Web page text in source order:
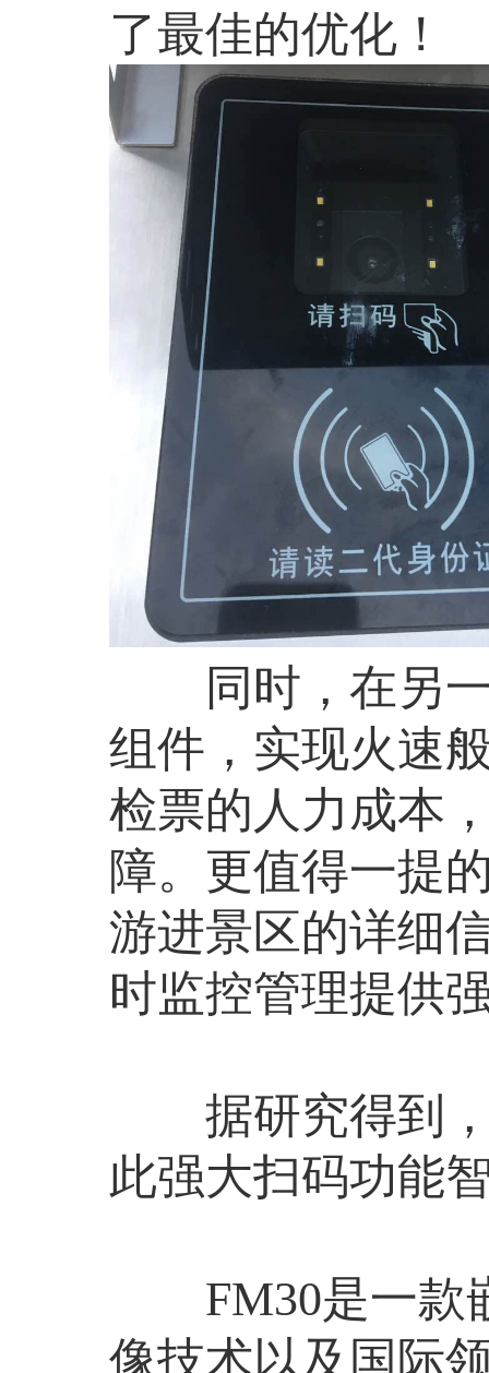
了最佳的优化！
同时，在另一
组件，实现火速
检票的人力成本
障。更值得一提
游进景区的详细
时监控管理提供
据研究得到，
此强大扫码功能
FM30是一款嵌
像技术以及国际